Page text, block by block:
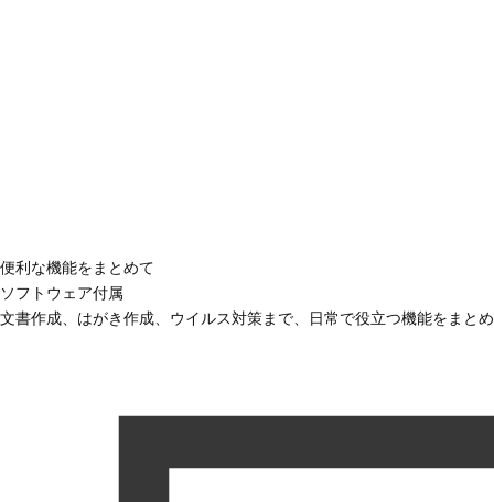
便利な機能をまとめて
ソフトウェア付属
文書作成、はがき作成、ウイルス対策まで、日常で役立つ機能をまと